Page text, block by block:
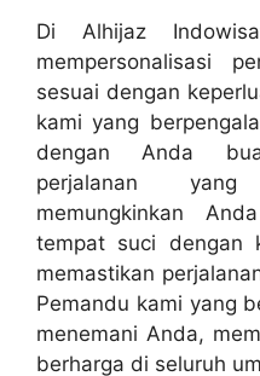
Di Alhijaz
mempersonalisasi
sesuai dengan
kami yang
dengan Anda
perjalanan
memungkinkan
tempat suci dengan
memastikan
Pemandu kami yang
menemani Anda,
berharga di seluruh